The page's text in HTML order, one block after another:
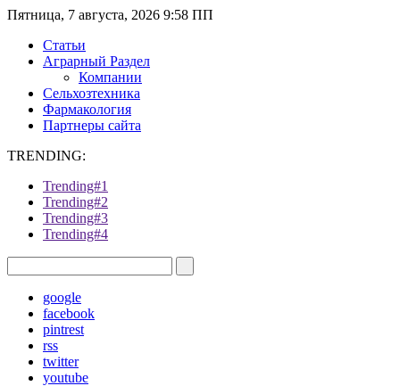
Пятница, 7 августа, 2026 9:58 ПП
Статьи
Аграрный Раздел
Компании
Сельхозтехника
Фармакология
Партнеры сайта
TRENDING:
Trending#1
Trending#2
Trending#3
Trending#4
google
facebook
pintrest
rss
twitter
youtube